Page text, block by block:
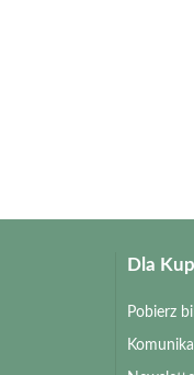
Dla
Pobierz